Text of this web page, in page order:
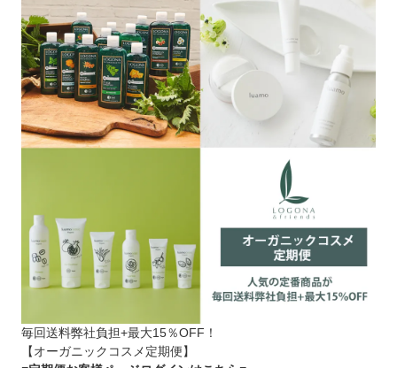
毎回送料弊社負担+最大15％OFF！
【オーガニックコスメ定期便】